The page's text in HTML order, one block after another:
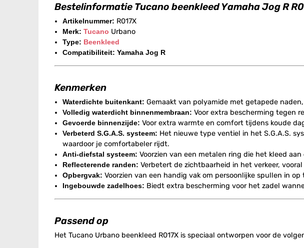
Bestelinformatie Tucano beenkleed Yamaha Jog R
Artikelnummer: R017X
Merk: Tucano Urbano
Type: Beenkleed
Compatibiliteit: Yamaha Jog R
Kenmerken
Waterdichte buitenkant: Gemaakt van polyamide met getapede
Volledig waterdicht binnenmembraan: Voor extra bescherming tegen
Gevoerde binnenzijde: Voor extra warmte en comfort tijdens koude
Verbeterd S.G.A.S. systeem: Het nieuwe type ventiel in het S.G.A.S.
waardoor je comfortabeler rijdt.
Anti-diefstal systeem: Voorzien van een metalen ring die het kleed
Reflecterende randen: Verbetert de zichtbaarheid in het verkeer,
Opbergvak: Voorzien van een handig vak om persoonlijke spullen in
Ingebouwde zadelhoes: Biedt extra bescherming voor het zadel
Passend op
Het Tucano Urbano beenkleed R017X is speciaal ontworpen voor de